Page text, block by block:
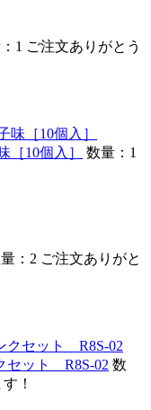
1 ご注文ありがとう
［10個入］
数量：1
：2 ご注文ありがと
セット R8S-02 数
！